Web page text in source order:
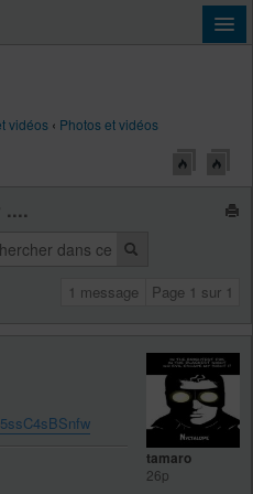
vidéos ‹ Photos et vidéos
....
1 message Page 1 sur 1
tamaro
26p